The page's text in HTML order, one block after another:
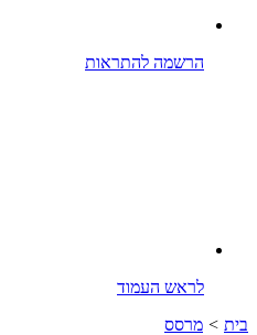
הרשמה להתראות
לראש העמוד
בית > מרסס